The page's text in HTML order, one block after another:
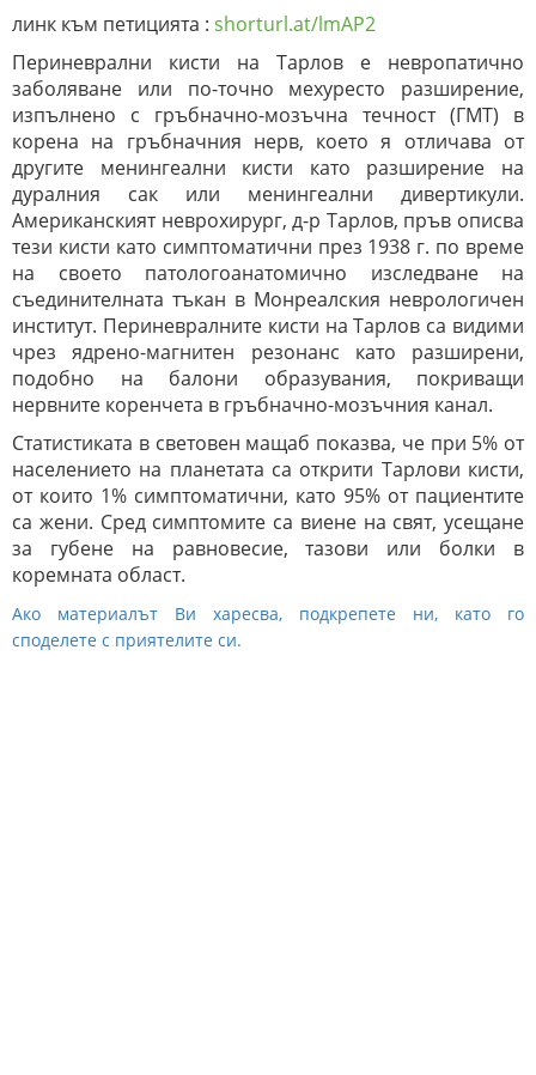
линк към петицията : shorturl.at/lmAP2
Периневрални кисти на Тарлов е невропатично
заболяване или по-точно мехуресто разширение,
изпълнено с гръбначно-мозъчна течност (ГМТ) в
корена на гръбначния нерв, което я отличава от
другите менингеални кисти като разширение на
дуралния сак или менингеални дивертикули.
Американският неврохирург, д-р Тарлов, пръв описва
тези кисти като симптоматични през 1938 г. по време
на своето патологоанатомично изследване на
съединителната тъкан в Монреалския неврологичен
институт. Периневралните кисти на Тарлов са видими
чрез ядрено-магнитен резонанс като разширени,
подобно на балони образувания, покриващи
нервните коренчета в гръбначно-мозъчния канал.
Статистиката в световен мащаб показва, че при 5% от
населението на планетата са открити Тарлови кисти,
от които 1% симптоматични, като 95% от пациентите
са жени. Сред симптомите са виене на свят, усещане
за губене на равновесие, тазови или болки в
коремната област.
Ако материалът Ви харесва, подкрепете ни, като го
споделете с приятелите си.